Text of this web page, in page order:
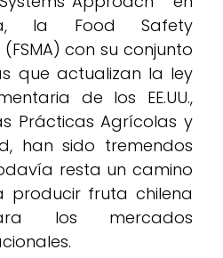
la Food Safety
con su conjunto
que actualizan la ley
de los EE.UU.,
Prácticas Agrícolas y
han sido tremendos
resta un camino
producir fruta chilena
los mercados